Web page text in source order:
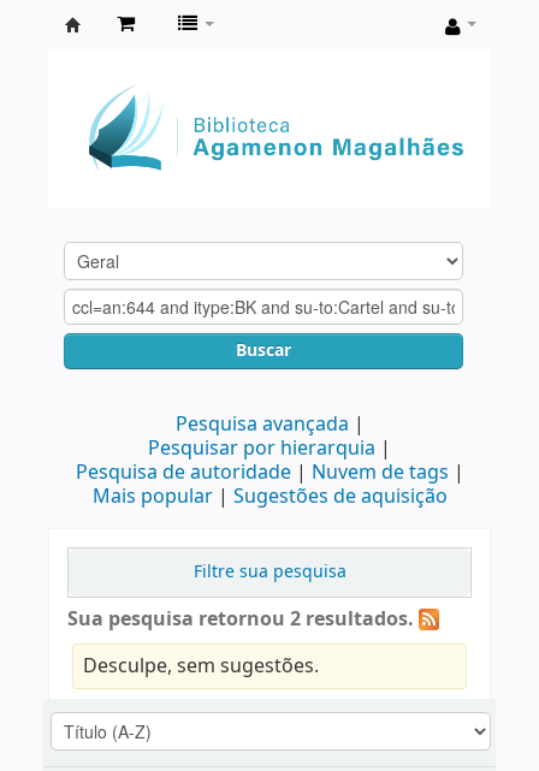
Agamenon
Magalhães
Buscar
Pesquisa avançada
Pesquisar por hierarquia
Pesquisa de autoridade
Nuvem de tags
Mais popular
Sugestões de aquisição
Filtre sua pesquisa
Sua pesquisa retornou 2 resultados.
Desculpe, sem sugestões.